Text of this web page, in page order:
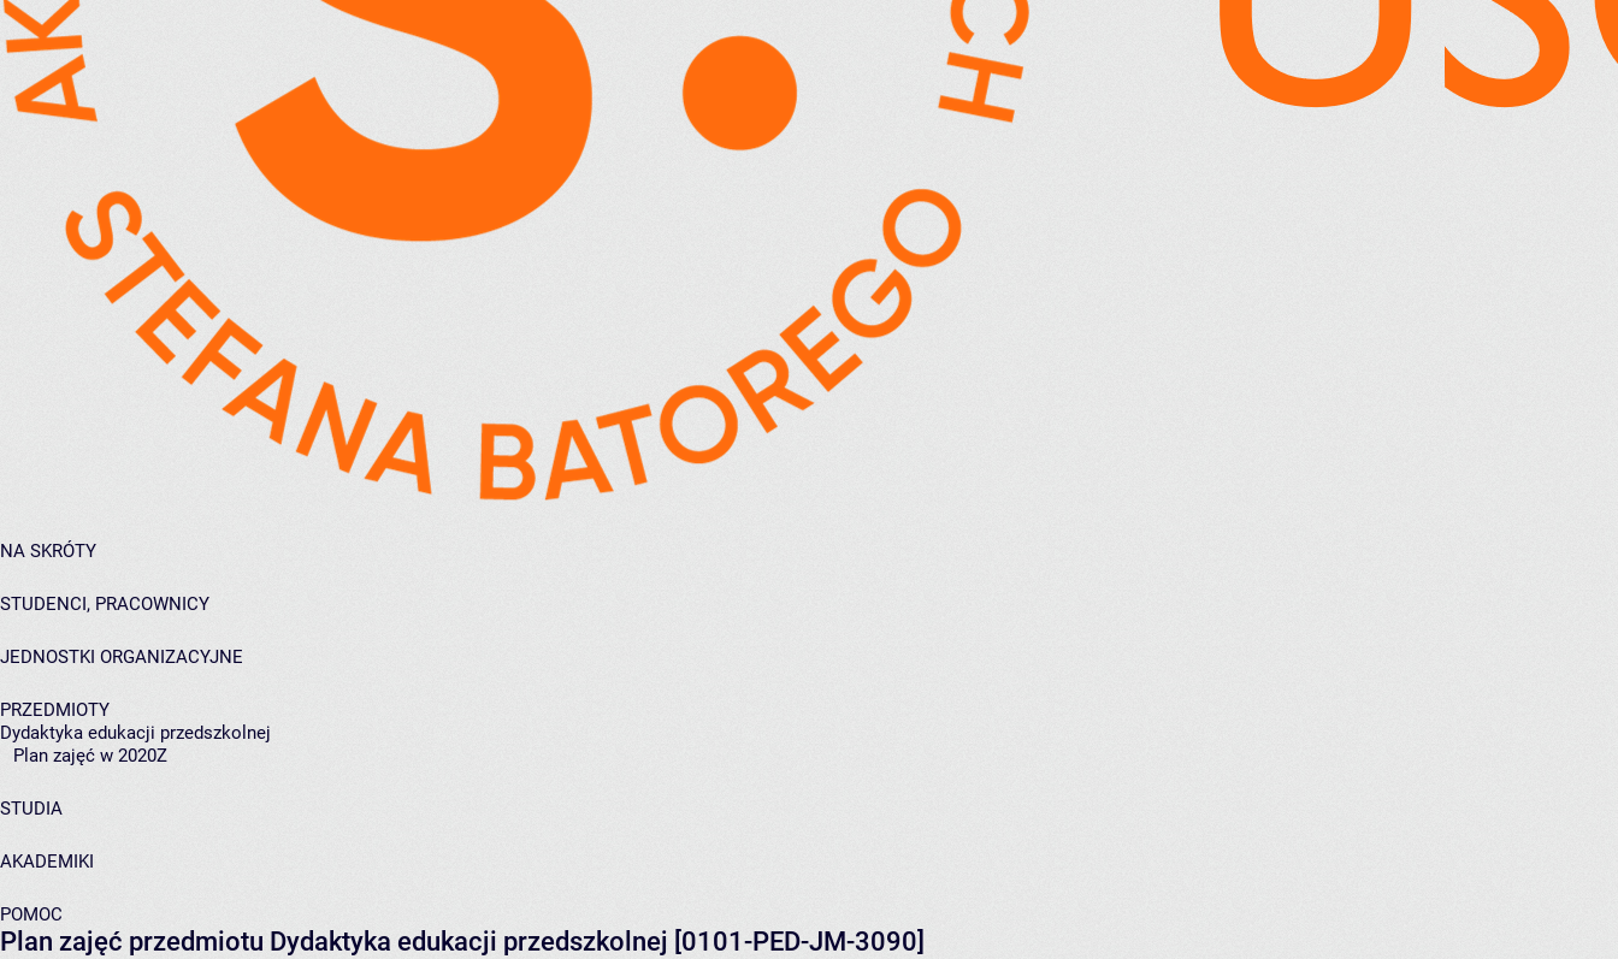
NA SKRÓTY
STUDENCI, PRACOWNICY
JEDNOSTKI ORGANIZACYJNE
PRZEDMIOTY
Dydaktyka edukacji przedszkolnej
Plan zajęć w 2020Z
STUDIA
AKADEMIKI
POMOC
Plan zajęć przedmiotu Dydaktyka edukacji przedszkolnej [0101-PED-JM-3090]